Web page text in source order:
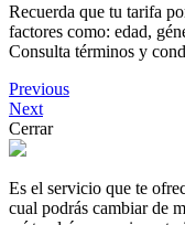
Recuerda que tu tarifa
factores como: edad,
Consulta términos y
Previous
Next
Cerrar
Es el servicio que te
cual podrás cambiar de